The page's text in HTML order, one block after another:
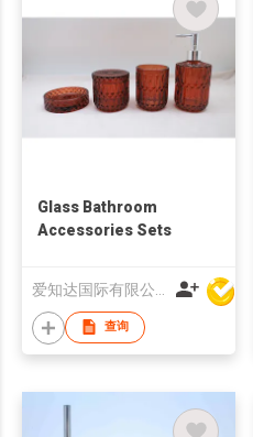
Glass Bathroom
Accessories Sets
查询